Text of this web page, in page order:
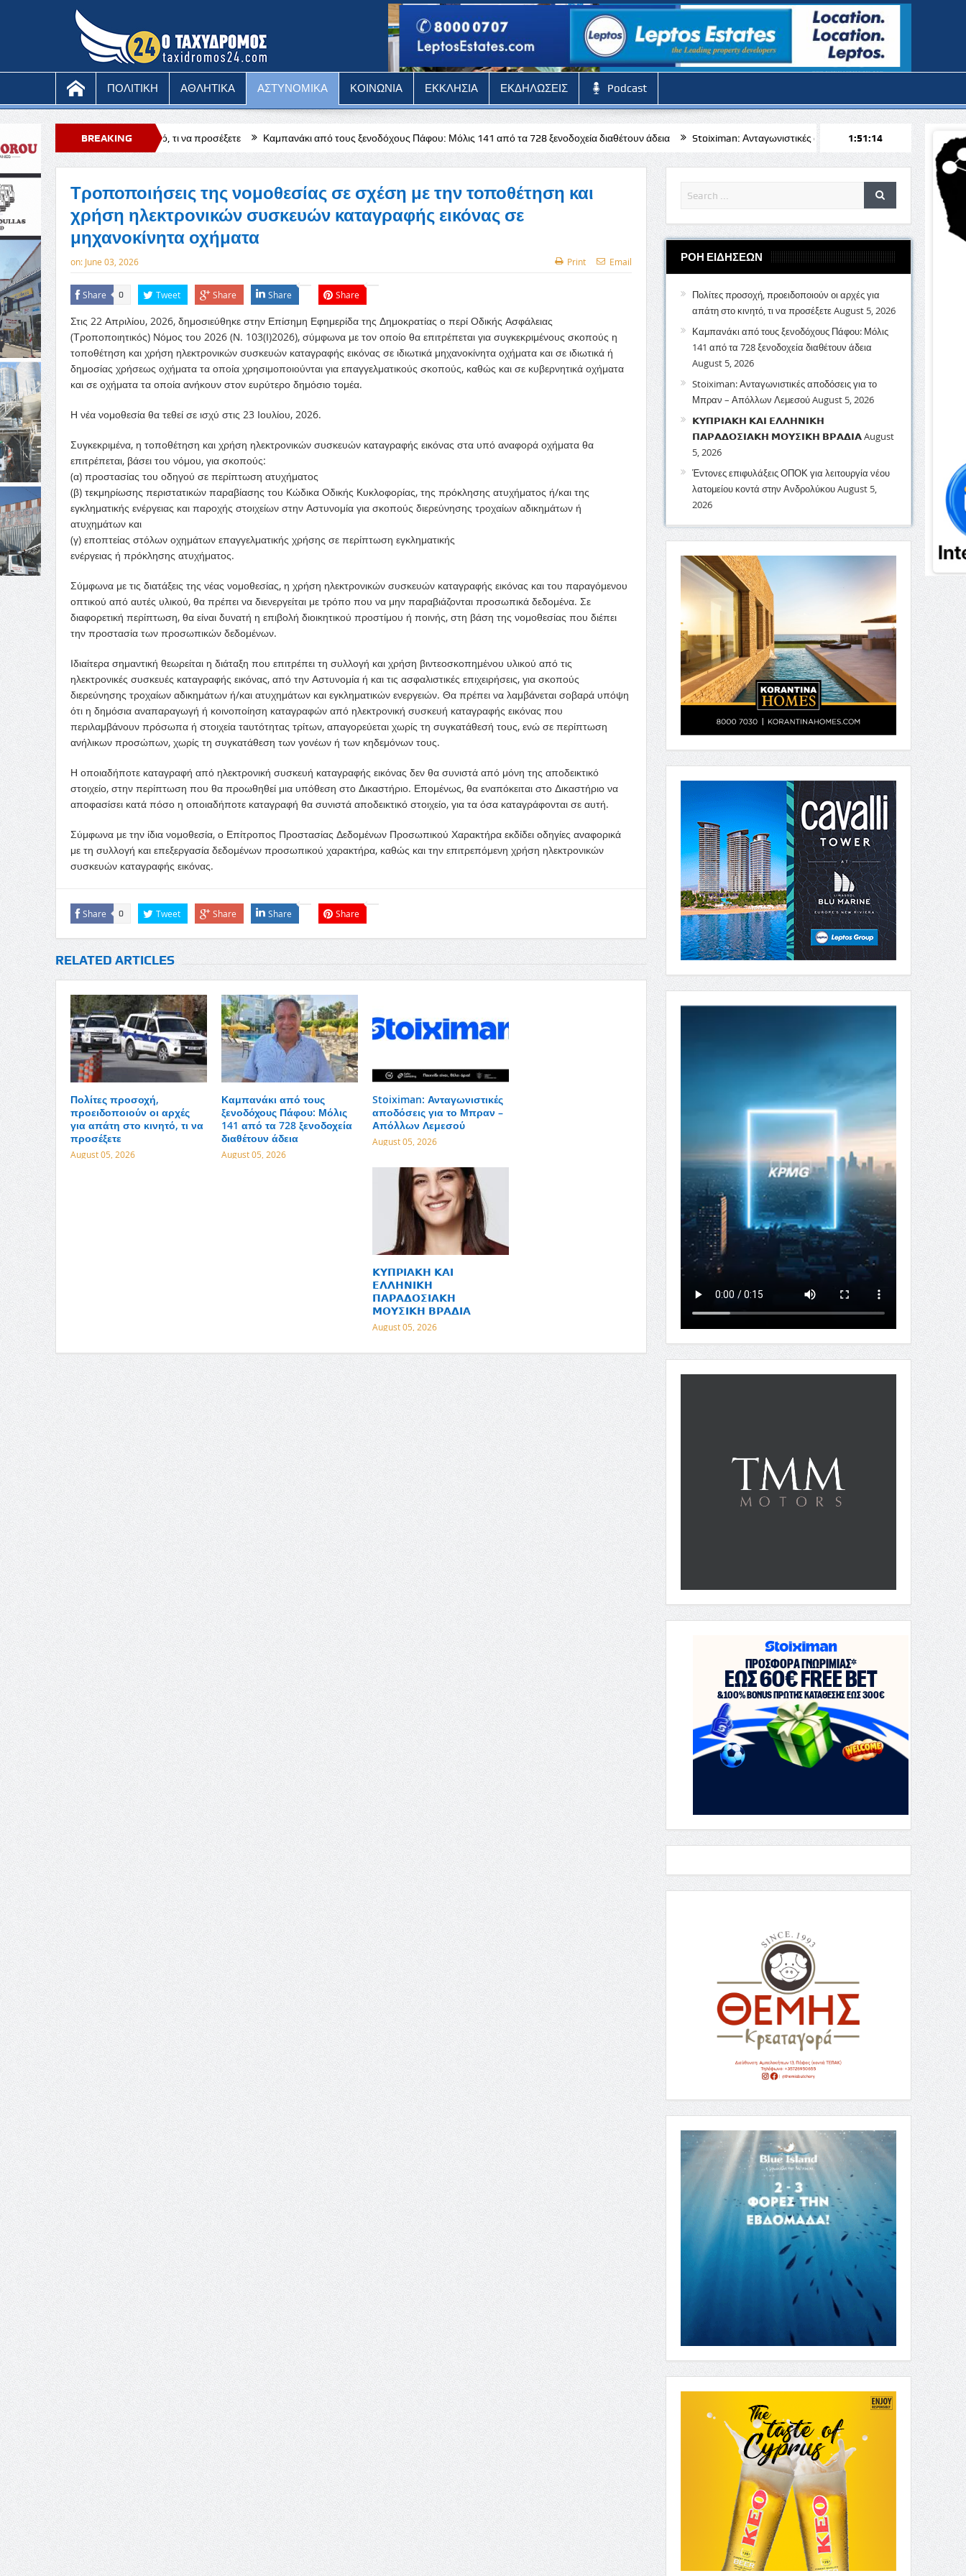
ΠΟΛΙΤΙΚΗ ΑΘΛΗΤΙΚΑ ΑΣΤΥΝΟΜΙΚΑ ΚΟΙΝΩΝΙΑ ΕΚΚΛΗΣΙΑ ΕΚΔΗΛΩΣΕΙΣ Podcast
BREAKING
NEWS
στο κινητό, τι να προσέξετε Καμπανάκι από τους ξενοδόχους Πάφου: Μόλις 141 από τα 728 ξενοδοχεία διαθέτουν άδεια Stoiximan: Ανταγωνιστικές αποδόσεις για το Μπραν – Απόλλων Λεμεσού
1:51:15
Τροποποιήσεις της νομοθεσίας σε σχέση με την τοποθέτηση και
χρήση ηλεκτρονικών συσκευών καταγραφής εικόνας σε
μηχανοκίνητα οχήματα
on: June 03, 2026 Print Email
Share 0 Tweet Share Share Share
Στις 22 Απριλίου, 2026, δημοσιεύθηκε στην Επίσημη Εφημερίδα της Δημοκρατίας ο περί Οδικής Ασφάλειας
(Τροποποιητικός) Νόμος του 2026 (Ν. 103(Ι)2026), σύμφωνα με τον οποίο θα επιτρέπεται για συγκεκριμένους σκοπούς η
τοποθέτηση και χρήση ηλεκτρονικών συσκευών καταγραφής εικόνας σε ιδιωτικά μηχανοκίνητα οχήματα και σε ιδιωτικά ή
δημοσίας χρήσεως οχήματα τα οποία χρησιμοποιούνται για επαγγελματικούς σκοπούς, καθώς και σε κυβερνητικά οχήματα
και σε οχήματα τα οποία ανήκουν στον ευρύτερο δημόσιο τομέα.
Η νέα νομοθεσία θα τεθεί σε ισχύ στις 23 Ιουλίου, 2026.
Συγκεκριμένα, η τοποθέτηση και χρήση ηλεκτρονικών συσκευών καταγραφής εικόνας στα υπό αναφορά οχήματα θα
επιτρέπεται, βάσει του νόμου, για σκοπούς:
(α) προστασίας του οδηγού σε περίπτωση ατυχήματος
(β) τεκμηρίωσης περιστατικών παραβίασης του Κώδικα Οδικής Κυκλοφορίας, της πρόκλησης ατυχήματος ή/και της
εγκληματικής ενέργειας και παροχής στοιχείων στην Αστυνομία για σκοπούς διερεύνησης τροχαίων αδικημάτων ή
ατυχημάτων και
(γ) εποπτείας στόλων οχημάτων επαγγελματικής χρήσης σε περίπτωση εγκληματικής
ενέργειας ή πρόκλησης ατυχήματος.
Σύμφωνα με τις διατάξεις της νέας νομοθεσίας, η χρήση ηλεκτρονικών συσκευών καταγραφής εικόνας και του παραγόμενου
οπτικού από αυτές υλικού, θα πρέπει να διενεργείται με τρόπο που να μην παραβιάζονται προσωπικά δεδομένα. Σε
διαφορετική περίπτωση, θα είναι δυνατή η επιβολή διοικητικού προστίμου ή ποινής, στη βάση της νομοθεσίας που διέπει
την προστασία των προσωπικών δεδομένων.
Ιδιαίτερα σημαντική θεωρείται η διάταξη που επιτρέπει τη συλλογή και χρήση βιντεοσκοπημένου υλικού από τις
ηλεκτρονικές συσκευές καταγραφής εικόνας, από την Αστυνομία ή και τις ασφαλιστικές επιχειρήσεις, για σκοπούς
διερεύνησης τροχαίων αδικημάτων ή/και ατυχημάτων και εγκληματικών ενεργειών. Θα πρέπει να λαμβάνεται σοβαρά υπόψη
ότι η δημόσια αναπαραγωγή ή κοινοποίηση καταγραφών από ηλεκτρονική συσκευή καταγραφής εικόνας που
περιλαμβάνουν πρόσωπα ή στοιχεία ταυτότητας τρίτων, απαγορεύεται χωρίς τη συγκατάθεσή τους, ενώ σε περίπτωση
ανήλικων προσώπων, χωρίς τη συγκατάθεση των γονέων ή των κηδεμόνων τους.
Η οποιαδήποτε καταγραφή από ηλεκτρονική συσκευή καταγραφής εικόνας δεν θα συνιστά από μόνη της αποδεικτικό
στοιχείο, στην περίπτωση που θα προωθηθεί μια υπόθεση στο Δικαστήριο. Επομένως, θα εναπόκειται στο Δικαστήριο να
αποφασίσει κατά πόσο η οποιαδήποτε καταγραφή θα συνιστά αποδεικτικό στοιχείο, για τα όσα καταγράφονται σε αυτή.
Σύμφωνα με την ίδια νομοθεσία, ο Επίτροπος Προστασίας Δεδομένων Προσωπικού Χαρακτήρα εκδίδει οδηγίες αναφορικά
με τη συλλογή και επεξεργασία δεδομένων προσωπικού χαρακτήρα, καθώς και την επιτρεπόμενη χρήση ηλεκτρονικών
συσκευών καταγραφής εικόνας.
Share 0 Tweet Share Share Share
RELATED ARTICLES
Πολίτες προσοχή,
προειδοποιούν οι αρχές
για απάτη στο κινητό, τι να
προσέξετε
August 05, 2026
Καμπανάκι από τους
ξενοδόχους Πάφου: Μόλις
141 από τα 728 ξενοδοχεία
διαθέτουν άδεια
August 05, 2026
Stoiximan: Ανταγωνιστικές
αποδόσεις για το Μπραν –
Απόλλων Λεμεσού
August 05, 2026
𝝟𝝪𝝥𝝦𝝞𝝖𝝟𝝜 𝝟𝝖𝝞
𝝚𝝠𝝠𝝜𝝢𝝞𝝟𝝜
𝝥𝝖𝝦𝝖𝝙𝝤𝝨𝝞𝝖𝝟𝝜
𝝡𝝤𝝪𝝨𝝞𝝟𝝜 𝝗𝝦𝝖𝝙𝝞𝝖
August 05, 2026
ΡΟΗ ΕΙΔΗΣΕΩΝ
Πολίτες προσοχή, προειδοποιούν οι αρχές για
απάτη στο κινητό, τι να προσέξετεAugust 5, 2026
Καμπανάκι από τους ξενοδόχους Πάφου: Μόλις
141 από τα 728 ξενοδοχεία διαθέτουν άδεια
August 5, 2026
Stoiximan: Ανταγωνιστικές αποδόσεις για το
Μπραν – Απόλλων ΛεμεσούAugust 5, 2026
𝝟𝝪𝝥𝝦𝝞𝝖𝝟𝝜 𝝟𝝖𝝞 𝝚𝝠𝝠𝝜𝝢𝝞𝝟𝝜
𝝥𝝖𝝦𝝖𝝙𝝤𝝨𝝞𝝖𝝟𝝜 𝝡𝝤𝝪𝝨𝝞𝝟𝝜 𝝗𝝦𝝖𝝙𝝞𝝖August
5, 2026
Έντονες επιφυλάξεις ΟΠΟΚ για λειτουργία νέου
λατομείου κοντά στην ΑνδρολύκουAugust 5,
2026